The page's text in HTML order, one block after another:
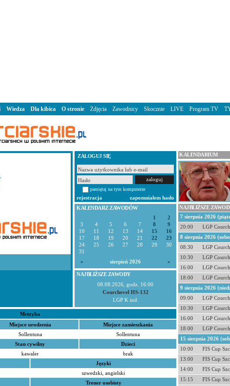
ZALOGUJ SIĘ
pamiętaj na tym komputerze
rejestracja
zapomniałem hasło
KALENDARZ ZAWODÓW
1
2
3
4 5 6 7 8
9
10
11 12 13 14 15
16
17
18 19 20 21 22
23
24
25 26 27 28 29
30
31
«
sierpień 2026 »
NAJBLIŻSZE ZAWODY
08.08.2026, godz. 16:00
Courchevel HS-132
LGP K ind.
Metryka
Miejsce urodzenia
Sollentuna
Miejsce zamieszkania
Sollentuna
Stan cywilny
kawaler
Dzieci
brak
Języki
szwedzki, angielski
Trener osobisty
KALENDARIUM
NAJBLIŻSZE
7 sierpnia 2026
20:00
LGP
8 sierpnia 2026
08:30
LGP
10:30
LGP
16:00
LGP
18:00
LGP
9 sierpnia 2026
09:00
LGP
10:30
LGP
16:00
LGP
18:00
LGP
15 sierpnia 2026
10:00
FIS Cup
13:00
FIS Cup
14:00
FIS Cup
15:15
FIS Cup
Wiedza Dla kibica O stronie Zdjęcia Zawodnicy Skocznie LIVE Program TV